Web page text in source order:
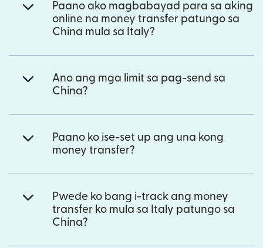
Paano ako magbabayad para sa aking
online na money transfer patungo sa
China mula sa Italy?
Ano ang mga limit sa pag-send sa
China?
Paano ko ise-set up ang una kong
money transfer?
Pwede ko bang i-track ang money
transfer ko mula sa Italy patungo sa
China?